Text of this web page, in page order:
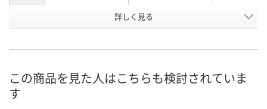
N449382 E962808
8月10日（月）
詳しく見る
この商品を見た人はこちらも検討されていま
す